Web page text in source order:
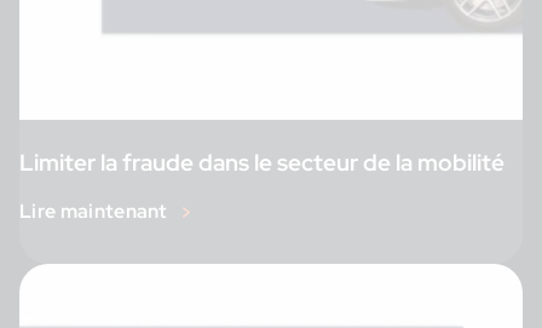
Limiter la fraude dans le secteur de la mobilité
Lire maintenant